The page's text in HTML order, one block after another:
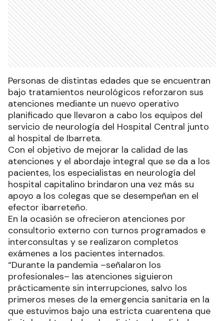
Personas de distintas edades que se encuentran
bajo tratamientos neurológicos reforzaron sus
atenciones mediante un nuevo operativo
planificado que llevaron a cabo los equipos del
servicio de neurología del Hospital Central junto
al hospital de Ibarreta.
Con el objetivo de mejorar la calidad de las
atenciones y el abordaje integral que se da a los
pacientes, los especialistas en neurología del
hospital capitalino brindaron una vez más su
apoyo a los colegas que se desempeñan en el
efector ibarreteño.
En la ocasión se ofrecieron atenciones por
consultorio externo con turnos programados e
interconsultas y se realizaron completos
exámenes a los pacientes internados.
“Durante la pandemia –señalaron los
profesionales– las atenciones siguieron
prácticamente sin interrupciones, salvo los
primeros meses de la emergencia sanitaria en la
que estuvimos bajo una estricta cuarentena que